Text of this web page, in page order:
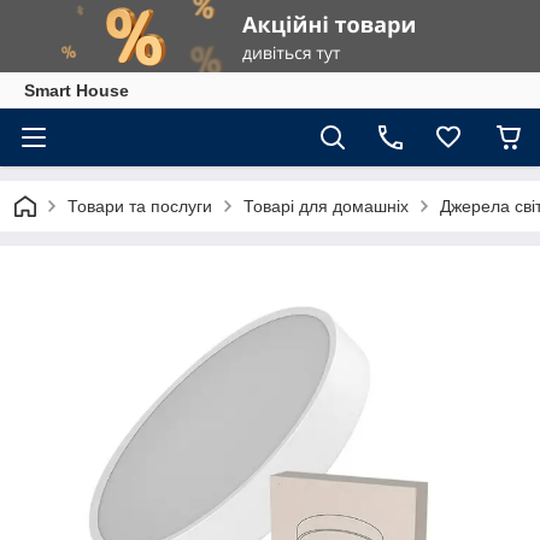
Smart House
Товари та послуги Товарі для домашніх Джерела